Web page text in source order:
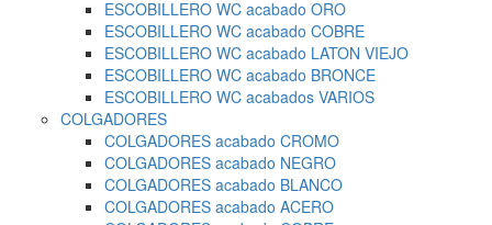
ESCOBILLERO WC acabado ORO
ESCOBILLERO WC acabado COBRE
ESCOBILLERO WC acabado LATON VIEJO
ESCOBILLERO WC acabado BRONCE
ESCOBILLERO WC acabados VARIOS
COLGADORES
COLGADORES acabado CROMO
COLGADORES acabado NEGRO
COLGADORES acabado BLANCO
COLGADORES acabado ACERO